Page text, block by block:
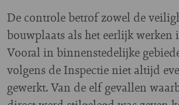
De controle betrof zowel de
bouwplaats als het eerlijk werken
Vooral in binnenstedelijke
volgens de Inspectie niet altijd
gewerkt. Van de elf gevallen